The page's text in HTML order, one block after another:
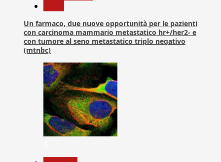
Un farmaco, due nuove opportunità per le pazienti
con carcinoma mammario metastatico hr+/her2- e
con tumore al seno metastatico triplo negativo
(mtnbc)